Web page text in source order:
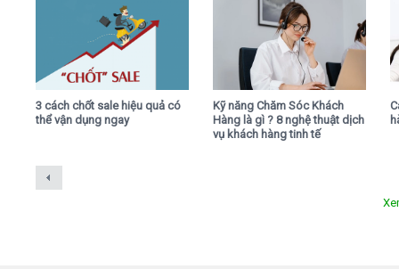
3 cách chốt sale hiệu quả có
thể vận dụng ngay
Kỹ năng Chăm Sóc Khách
Hàng là gì ? 8 nghệ thuật dịch
vụ khách hàng tinh tế